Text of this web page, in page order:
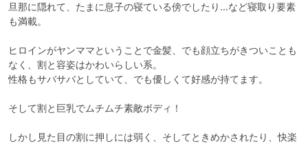
旦那に隠れて、たまに息子の寝ている傍でしたり…など寝取り要素
も満載。
ヒロインがヤンママということで金髪、でも顔立ちがきついことも
なく、割と容姿はかわいらしい系。
性格もサバサバとしていて、でも優しくて好感が持てます。
そして割と巨乳でムチムチ素敵ボディ！
しかし見た目の割に押しには弱く、そしてときめかされたり、快楽